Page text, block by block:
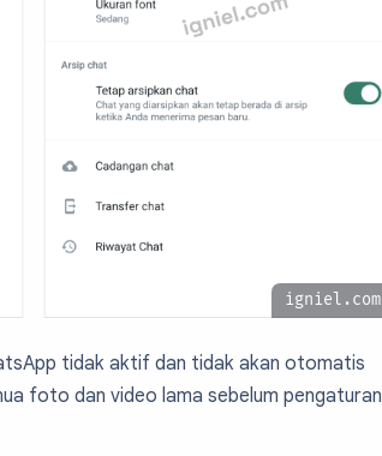
igniel.com
tidak aktif dan tidak akan otomatis
foto dan video lama sebelum pengaturan